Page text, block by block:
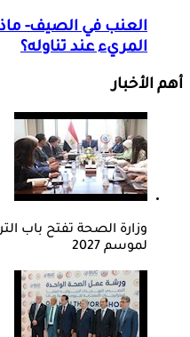
العنب في الصيف-
المريء عند تناوله؟
أهم الأخبار
وزارة الصحة تفتح باب
لموسم 2027